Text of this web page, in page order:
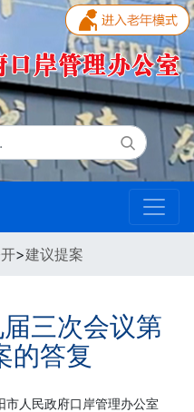
>建议提案
三次会议第
的答复
市人民政府口岸管理办公室